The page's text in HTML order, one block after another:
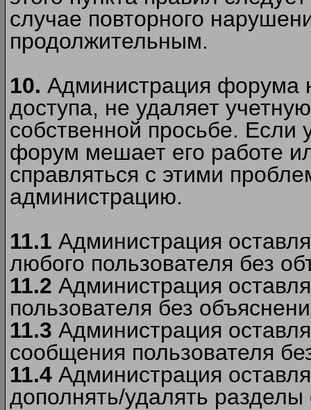
случае повторного
продолжительным.
10. Администрация форума
доступа, не удаляет
собственной просьбе. Если
форум мешает его работе
справляться с этими
администрацию.
11.1 Администрация
любого пользователя без
11.2 Администрация
пользователя без
11.3 Администрация
сообщения пользователя
11.4 Администрация
дополнять/удалять